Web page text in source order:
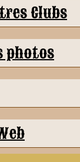
Clubs
photos